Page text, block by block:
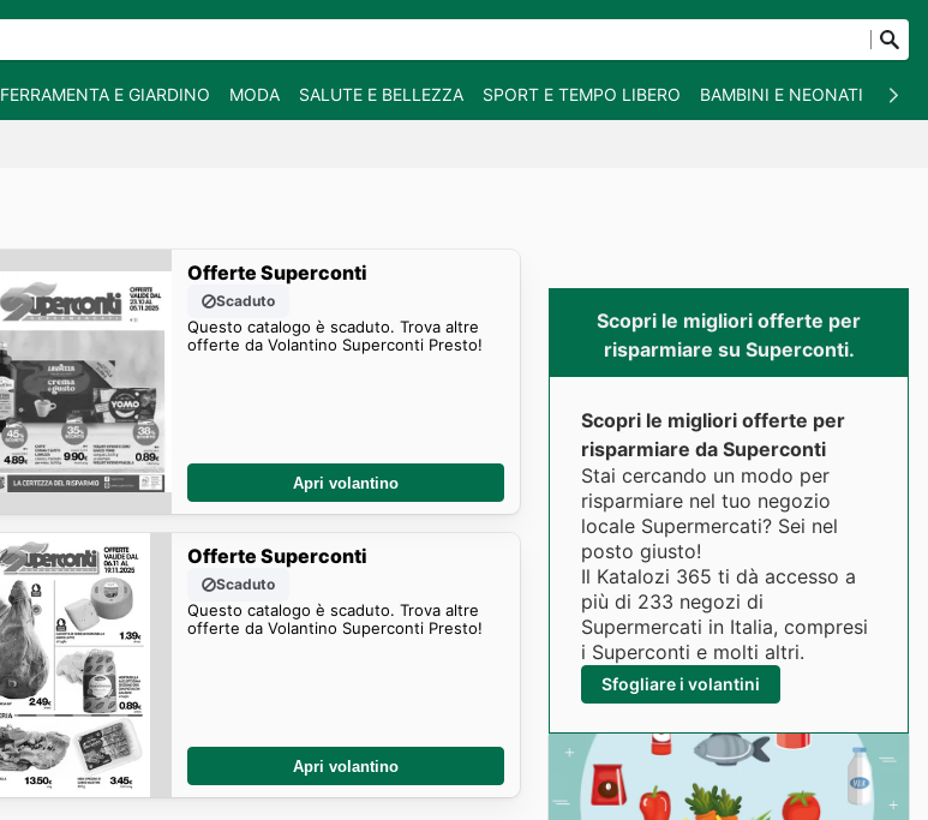
FERRAMENTA E GIARDINO MODA SALUTE E BELLEZZA SPORT E TEMPO LIBERO BAMBINI E NEONATI
Offerte Superconti
Scaduto
Questo catalogo è scaduto. Trova altre
offerte da Volantino Superconti Presto!
Apri volantino
Offerte Superconti
Scaduto
Questo catalogo è scaduto. Trova altre
offerte da Volantino Superconti Presto!
Apri volantino
Scopri le migliori offerte per
risparmiare su Superconti.
Scopri le migliori offerte per
risparmiare da Superconti
Stai cercando un modo per
risparmiare nel tuo negozio
locale Supermercati? Sei nel
posto giusto!
Il Katalozi 365 ti dà accesso a
più di 233 negozi di
Supermercati in Italia, compresi
i Superconti e molti altri.
Sfogliare i volantini